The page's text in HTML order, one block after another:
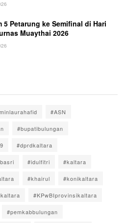
5 Petarung ke Semifinal di Hari
Muaythai 2026
#ASN
#bupatibulungan
#dprdkaltara
#idulfitri #kaltara
#khairul #konikaltara
#KPwBIprovinsikaltara
#pemkabbulungan